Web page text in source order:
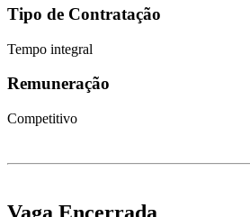
Tipo de Contratação
Tempo integral
Remuneração
Competitivo